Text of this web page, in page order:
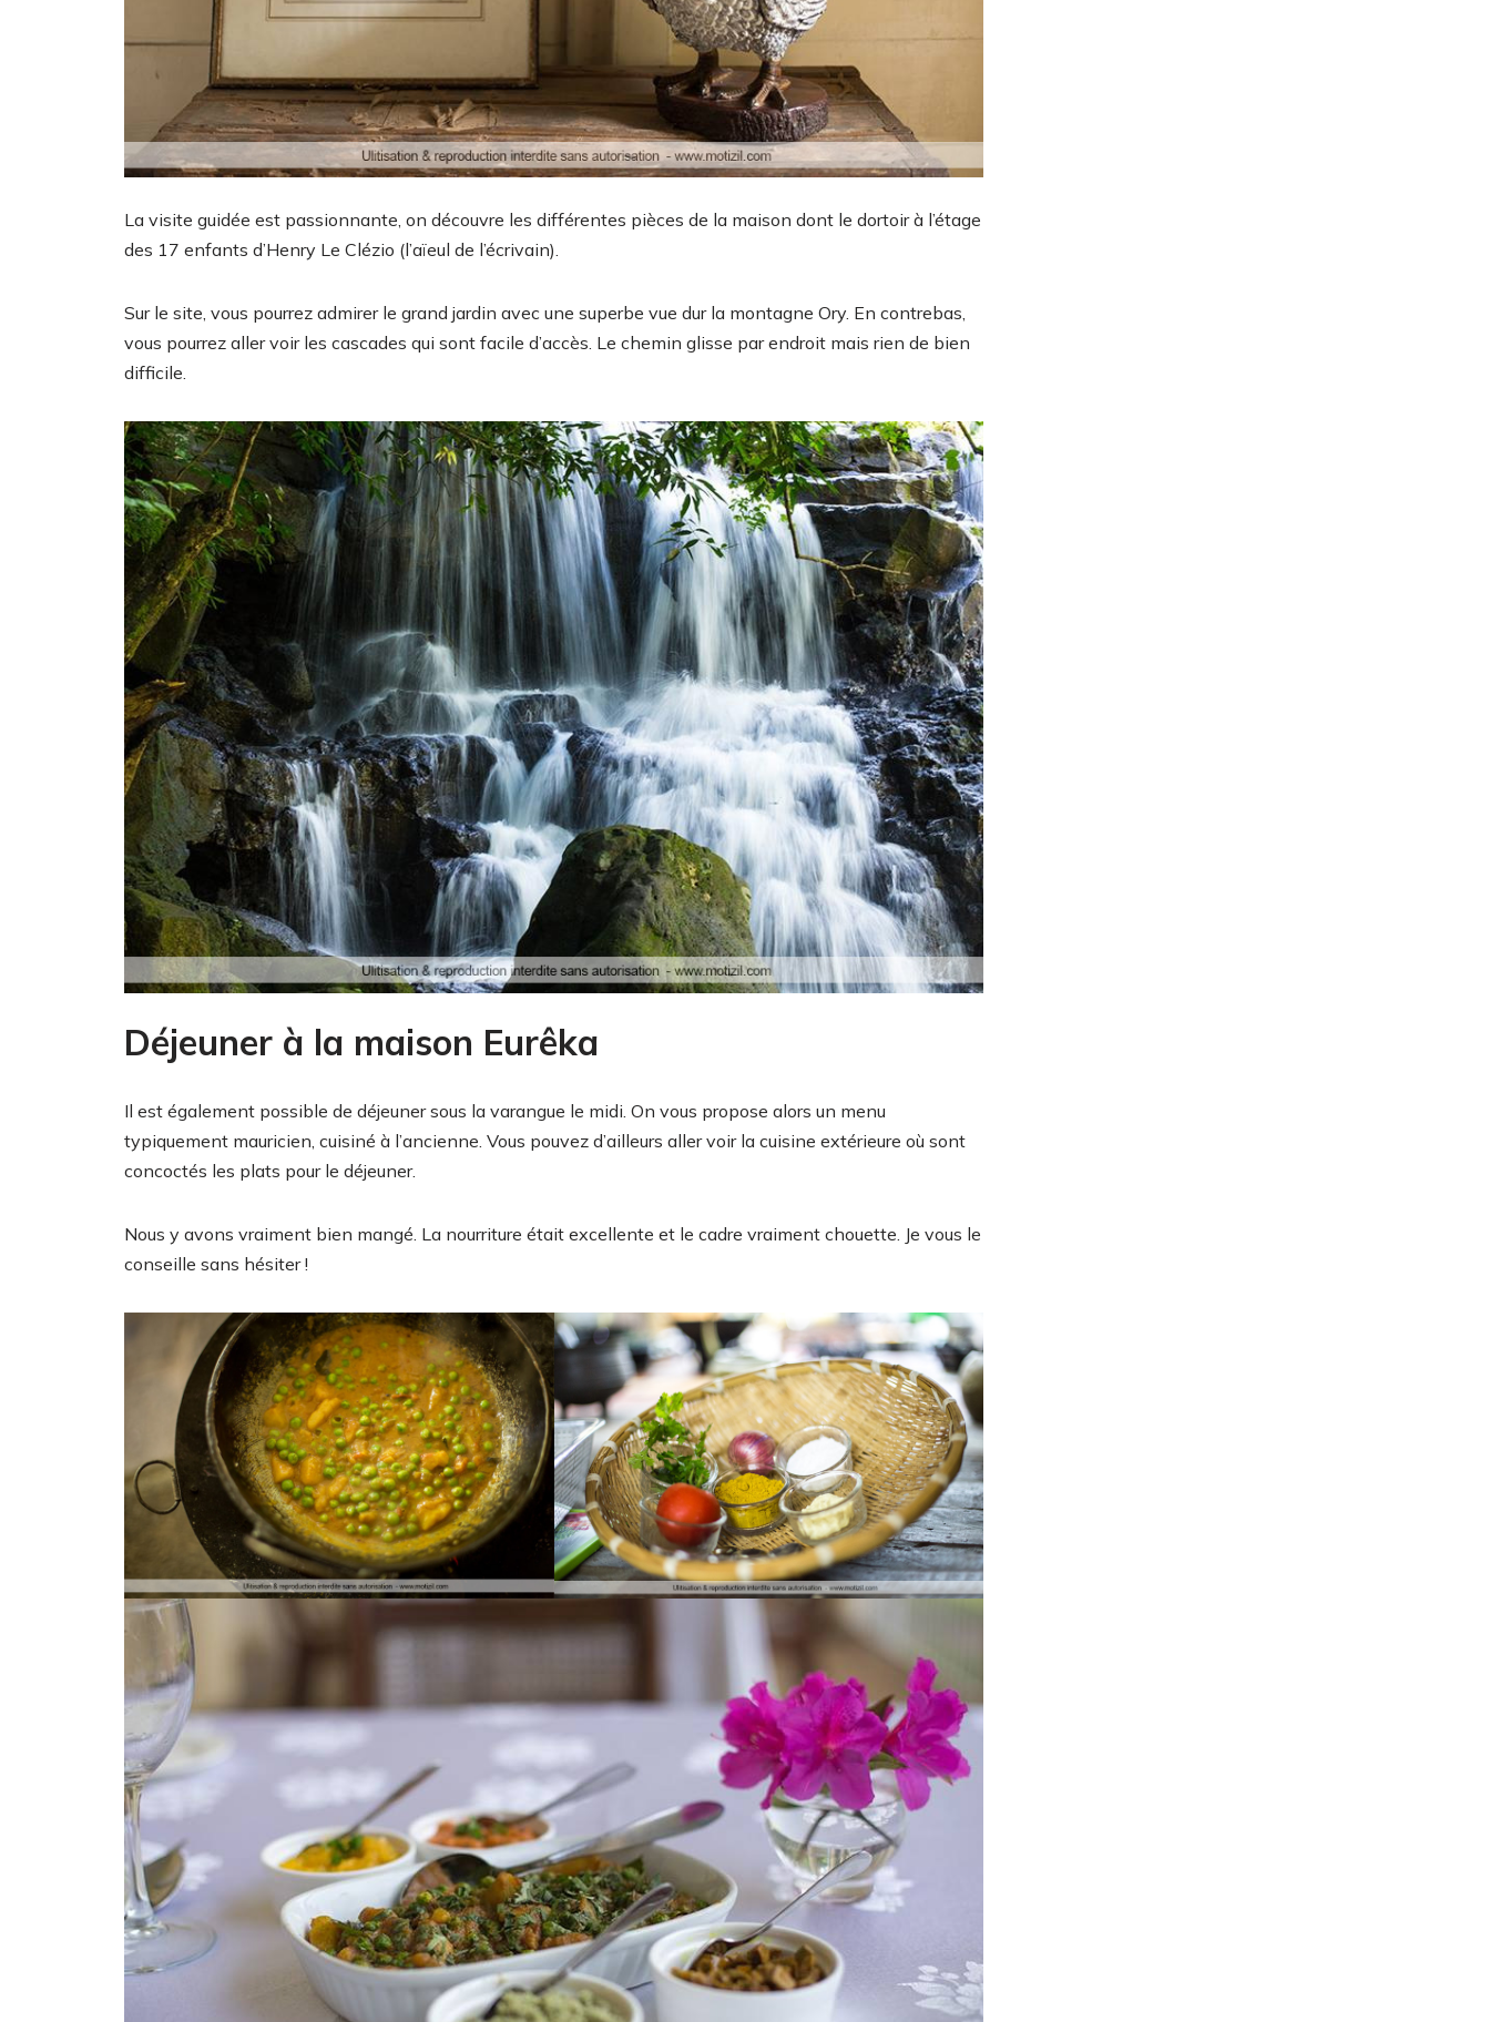
La visite guidée est passionnante, on découvre les différentes pièces de la maison dont le dortoir à l’étage
des 17 enfants d’Henry Le Clézio (l’aïeul de l’écrivain).
Sur le site, vous pourrez admirer le grand jardin avec une superbe vue dur la montagne Ory. En contrebas,
vous pourrez aller voir les cascades qui sont facile d’accès. Le chemin glisse par endroit mais rien de bien
difficile.
Déjeuner à la maison Eurêka
Il est également possible de déjeuner sous la varangue le midi. On vous propose alors un menu
typiquement mauricien, cuisiné à l’ancienne. Vous pouvez d’ailleurs aller voir la cuisine extérieure où sont
concoctés les plats pour le déjeuner.
Nous y avons vraiment bien mangé. La nourriture était excellente et le cadre vraiment chouette. Je vous le
conseille sans hésiter !